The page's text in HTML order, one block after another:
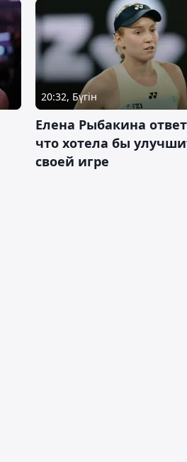
20:32, Бүгін
Елена Рыбакина
что хотела бы
своей игре